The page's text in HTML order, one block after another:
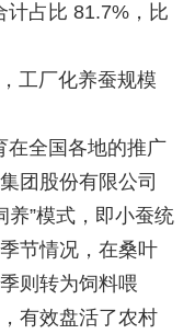
计占比 81.7%，比
工厂化养蚕规模
在全国各地的推广
团股份有限公司
养”模式，即小蚕统
节情况，在桑叶
则转为饲料喂
有效盘活了农村